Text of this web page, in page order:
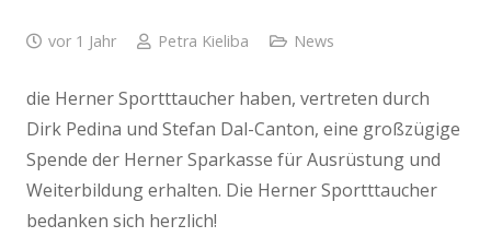
vor 1 Jahr Petra Kieliba News
die Herner Sportttaucher haben, vertreten durch
Dirk Pedina und Stefan Dal-Canton, eine großzügige
Spende der Herner Sparkasse für Ausrüstung und
Weiterbildung erhalten. Die Herner Sportttaucher
bedanken sich herzlich!